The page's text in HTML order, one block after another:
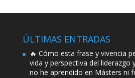
ÚLTIMAS ENTRADAS
🔥 Cómo esta frase y vivencia
vida y perspectiva del liderazgo
no he aprendido en Másters ni